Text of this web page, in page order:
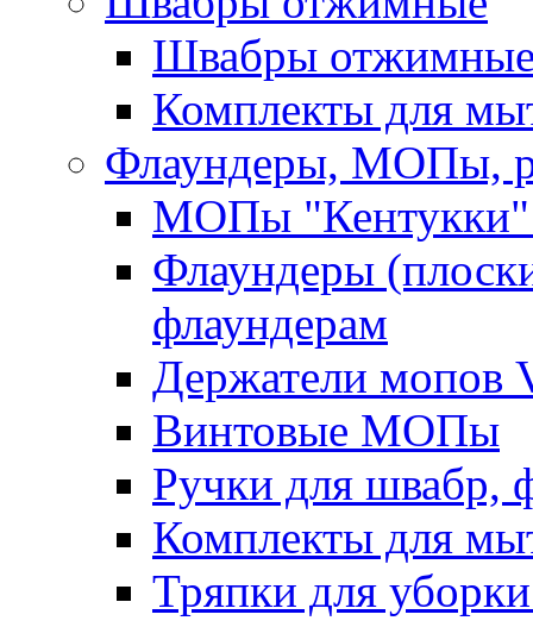
Швабры
Комплекты для
Флаундеры, МОПы,
МОПы "Кентукки"
Флаундеры
флаундерам
Держатели мопов
Винтовые МОПы
Ручки для швабр,
Комплекты для
Тряпки для